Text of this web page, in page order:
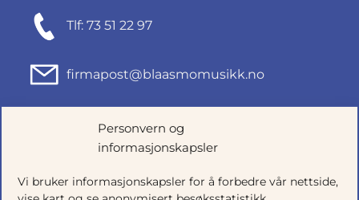
Personvern og
informasjonskapsler
Vi bruker informasjonskapsler for å forbedre vår nettside,
Tlf: 73 51 22 97
firmapost@blaasmomusikk.no
Fjordgata 46, 7010 TRONDHEIM